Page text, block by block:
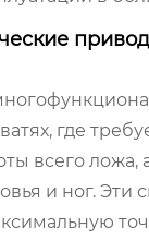
где
всего ложа,
и ног. Эти